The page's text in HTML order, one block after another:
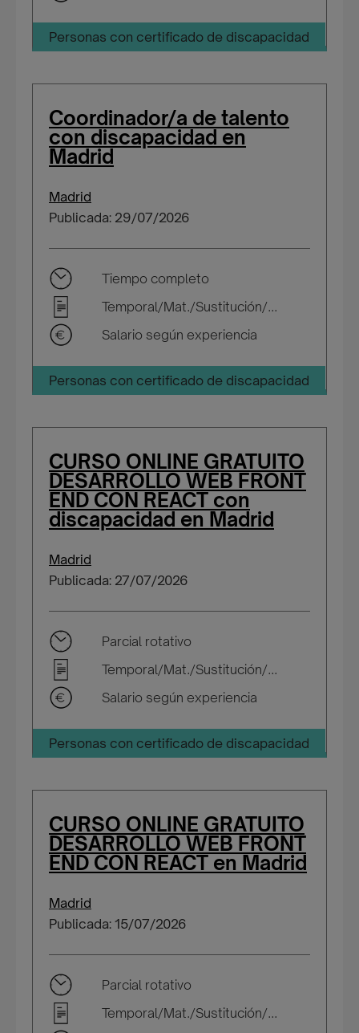
Personas con certificado de discapacidad
Coordinador/a de talento
con discapacidad en
Madrid
Madrid
Publicada: 29/07/2026
Tiempo completo
Temporal/Mat./Sustitución/...
Salario según experiencia
Personas con certificado de discapacidad
CURSO ONLINE GRATUITO
DESARROLLO WEB FRONT
END CON REACT con
discapacidad en Madrid
Madrid
Publicada: 27/07/2026
Parcial rotativo
Temporal/Mat./Sustitución/...
Salario según experiencia
Personas con certificado de discapacidad
CURSO ONLINE GRATUITO
DESARROLLO WEB FRONT
END CON REACT en Madrid
Madrid
Publicada: 15/07/2026
Parcial rotativo
Temporal/Mat./Sustitución/...